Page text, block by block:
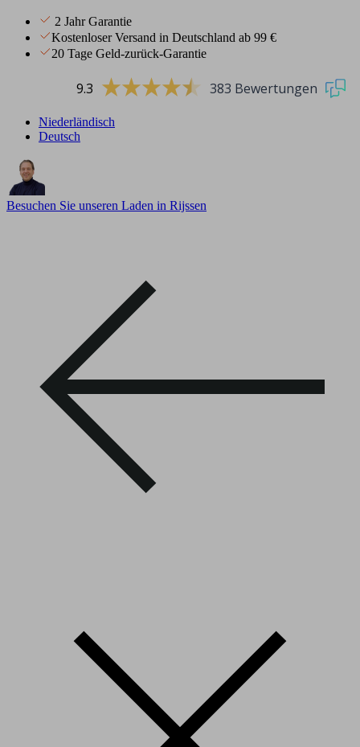
2 Jahr Garantie
Kostenloser Versand in Deutschland ab 99 €
20 Tage Geld-zurück-Garantie
9.3 383 Bewertungen
Niederländisch
Deutsch
Besuchen Sie unseren Laden in Rijssen